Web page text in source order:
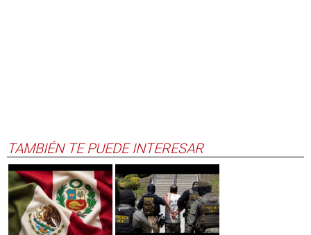
TAMBIÉN TE PUEDE INTERESAR